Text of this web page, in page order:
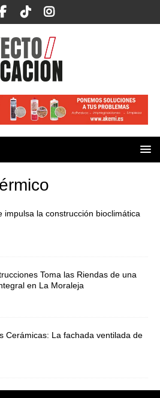
impulsa la construcción bioclimática
Toma las Riendas de una
en La Moraleja
Cerámicas: La fachada ventilada de